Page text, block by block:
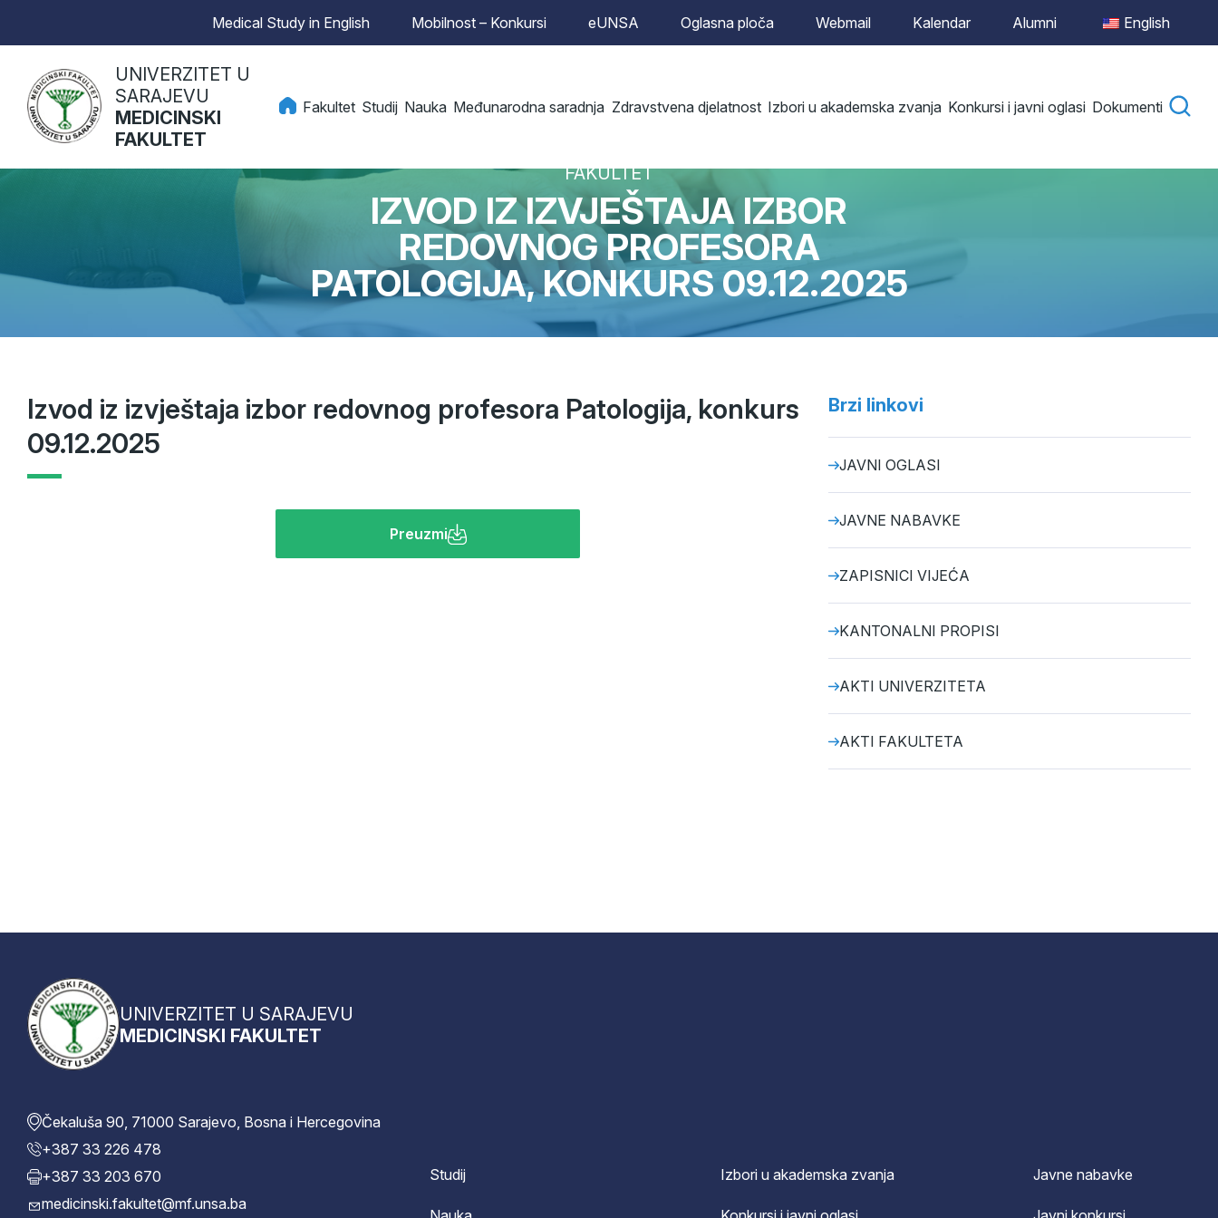
Medical Study in English Mobilnost – Konkursi eUNSA Oglasna ploča Webmail Kalendar Alumni English
UNIVERZITET U
SARAJEVU
MEDICINSKI
FAKULTET
Fakultet Studij Nauka Međunarodna saradnja Zdravstvena djelatnost Izbori u akademska zvanja Konkursi i javni oglasi Dokumenti
FAKULTET
IZVOD IZ IZVJEŠTAJA IZBOR
REDOVNOG PROFESORA
PATOLOGIJA, KONKURS 09.12.2025
Izvod iz izvještaja izbor redovnog profesora Patologija, konkurs
09.12.2025
Preuzmi
Brzi linkovi
JAVNI OGLASI
JAVNE NABAVKE
ZAPISNICI VIJEĆA
KANTONALNI PROPISI
AKTI UNIVERZITETA
AKTI FAKULTETA
UNIVERZITET U SARAJEVU
MEDICINSKI FAKULTET
Čekaluša 90, 71000 Sarajevo, Bosna i Hercegovina
+387 33 226 478
+387 33 203 670
medicinski.fakultet@mf.unsa.ba
Studij Izbori u akademska zvanja Javne nabavke